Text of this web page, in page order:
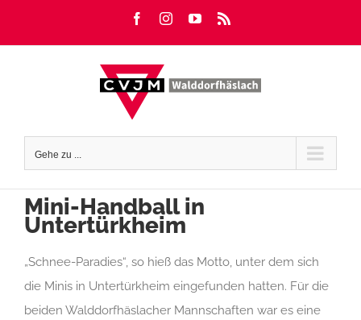
FacebookInstagramYouTube
Gehe zu ...
Mini-Handball in
Untertürkheim
„Schnee-Paradies“, so hieß das Motto, unter dem sich
die Minis in Untertürkheim eingefunden hatten. Für die
beiden Walddorfhäslacher Mannschaften war es eine